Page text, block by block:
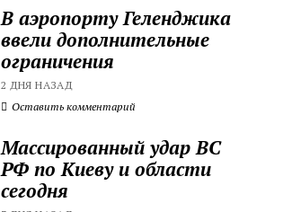
В аэропорту Геленджика
ввели дополнительные
ограничения
2 ДНЯ НАЗАД
Оставить комментарий
Массированный удар ВС
РФ по Киеву и области
сегодня